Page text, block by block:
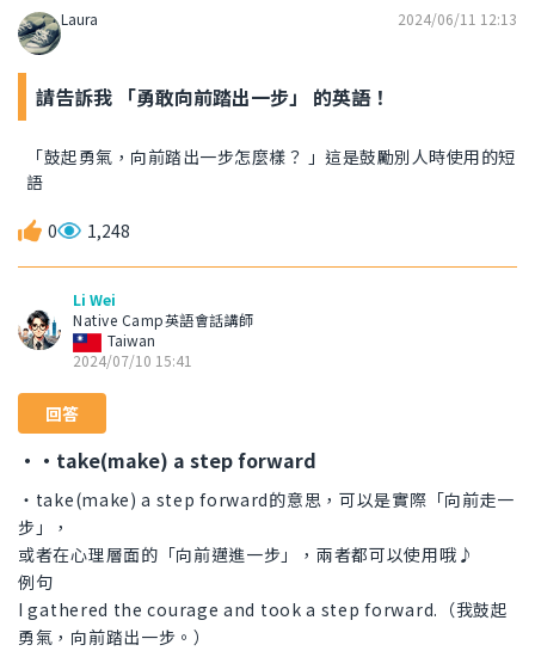
Laura 2024/06/11 12:13
請告訴我 「勇敢向前踏出一步」 的英語！
「鼓起勇氣，向前踏出一步怎麼樣？ 」這是鼓勵別人時使用的短
語
0 1,248
Li Wei
Native Camp英語會話講師
Taiwan
2024/07/10 15:41
回答
・・take(make) a step forward
・take(make) a step forward的意思，可以是實際「向前走一
步」，
或者在心理層面的「向前邁進一步」，兩者都可以使用哦♪
例句
I gathered the courage and took a step forward.（我鼓起
勇氣，向前踏出一步。）